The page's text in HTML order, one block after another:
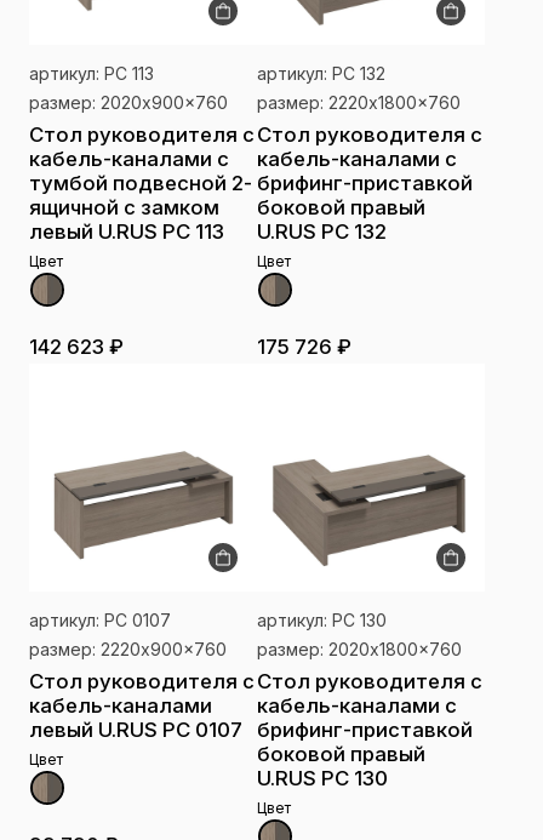
артикул: РС 113
размер: 2020x900x760
Стол руководителя с
кабель-каналами с
тумбой подвесной 2-
ящичной с замком
левый U.RUS РС 113
Цвет
142 623 ₽
артикул: РС 132
размер: 2220x1800x760
Стол руководителя с
кабель-каналами с
брифинг-приставкой
боковой правый
U.RUS РС 132
Цвет
175 726 ₽
артикул: РС 0107
размер: 2220x900x760
Стол руководителя с
кабель-каналами
левый U.RUS РС 0107
Цвет
артикул: РС 130
размер: 2020x1800x760
Стол руководителя с
кабель-каналами с
брифинг-приставкой
боковой правый
U.RUS РС 130
Цвет